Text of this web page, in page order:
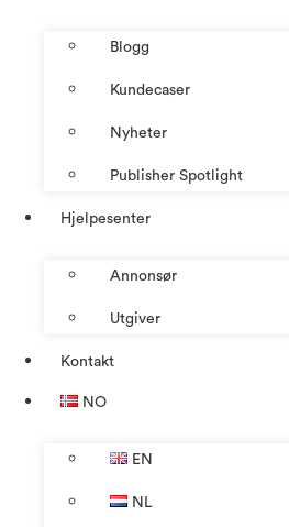
Blogg
Kundecaser
Nyheter
Publisher Spotlight
Hjelpesenter
Annonsør
Utgiver
Kontakt
NO
EN
NL